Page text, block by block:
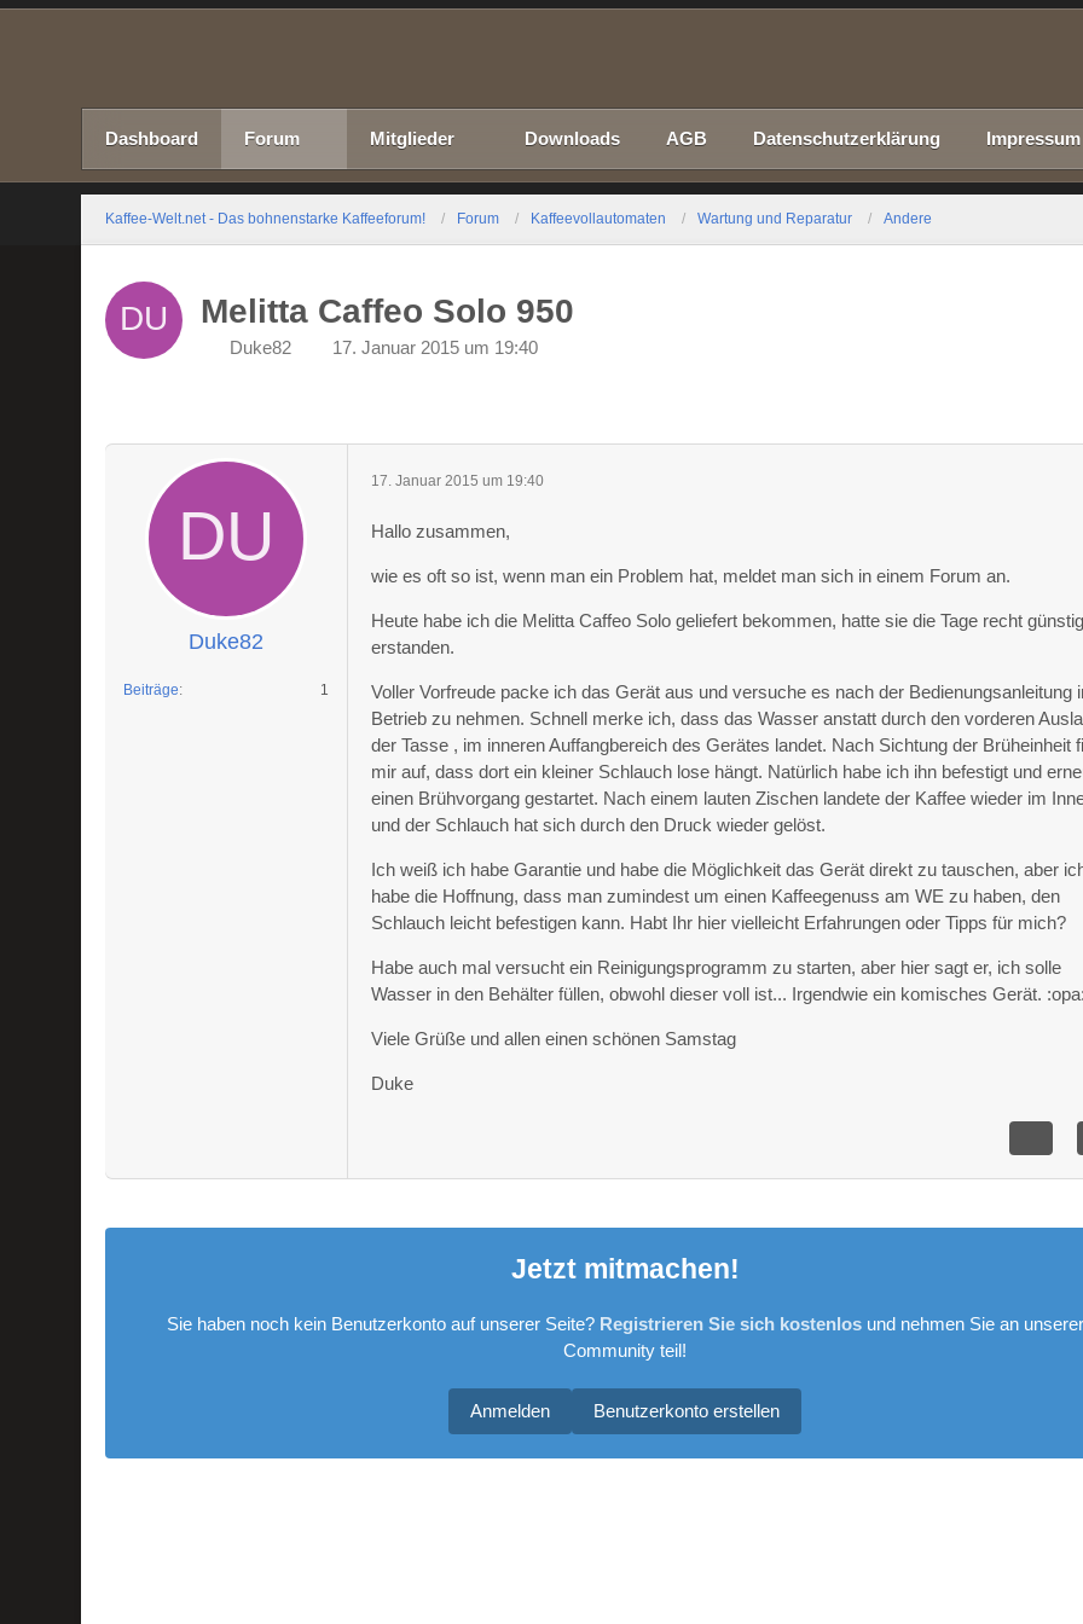
Dashboard Forum Mitglieder Downloads AGB Datenschutzerklärung Impressum
Kaffee-Welt.net - Das bohnenstarke Kaffeeforum! Forum Kaffeevollautomaten Wartung und Reparatur Andere
Melitta Caffeo Solo 950
Duke82 17. Januar 2015 um 19:40
Duke82
Beiträge 1
17. Januar 2015 um 19:40
Hallo zusammen,
wie es oft so ist, wenn man ein Problem hat, meldet man sich in einem Forum an.
Heute habe ich die Melitta Caffeo Solo geliefert bekommen, hatte sie die Tage recht
erstanden.
Voller Vorfreude packe ich das Gerät aus und versuche es nach der Bedienungsanleitung
Betrieb zu nehmen. Schnell merke ich, dass das Wasser anstatt durch den vorderen
der Tasse , im inneren Auffangbereich des Gerätes landet. Nach Sichtung der Brüheinheit
mir auf, dass dort ein kleiner Schlauch lose hängt. Natürlich habe ich ihn befestigt und
einen Brühvorgang gestartet. Nach einem lauten Zischen landete der Kaffee wieder im
und der Schlauch hat sich durch den Druck wieder gelöst.
Ich weiß ich habe Garantie und habe die Möglichkeit das Gerät direkt zu tauschen, aber
habe die Hoffnung, dass man zumindest um einen Kaffeegenuss am WE zu haben, den
Schlauch leicht befestigen kann. Habt Ihr hier vielleicht Erfahrungen oder Tipps für mich?
Habe auch mal versucht ein Reinigungsprogramm zu starten, aber hier sagt er, ich solle
Wasser in den Behälter füllen, obwohl dieser voll ist... Irgendwie ein komisches Gerät.
Viele Grüße und allen einen schönen Samstag
Duke
Jetzt mitmachen!
Sie haben noch kein Benutzerkonto auf unserer Seite? Registrieren Sie sich kostenlosund nehmen Sie an unserer
Community teil!
Benutzerkonto erstellen
Anmelden